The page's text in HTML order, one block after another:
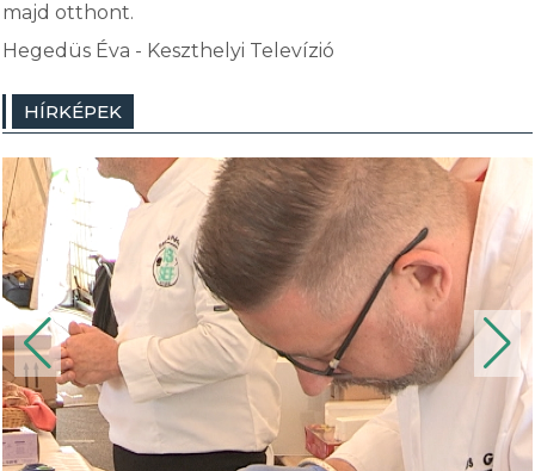
majd otthont.
Hegedüs Éva - Keszthelyi Televízió
HÍRKÉPEK